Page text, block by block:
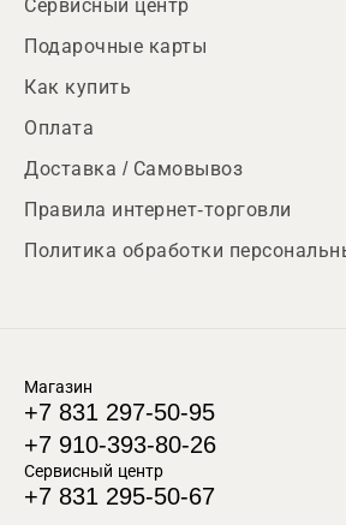
Сервисный центр
Подарочные карты
Как купить
Оплата
Доставка / Самовывоз
Правила интернет-торговли
Политика обработки
Магазин
+7 831 297-50-95
+7 910-393-80-26
Сервисный центр
+7 831 295-50-67